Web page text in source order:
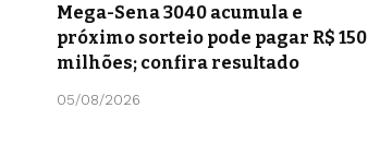
Mega-Sena 3040 acumula e
próximo sorteio pode pagar R$ 150
milhões; confira resultado
05/08/2026